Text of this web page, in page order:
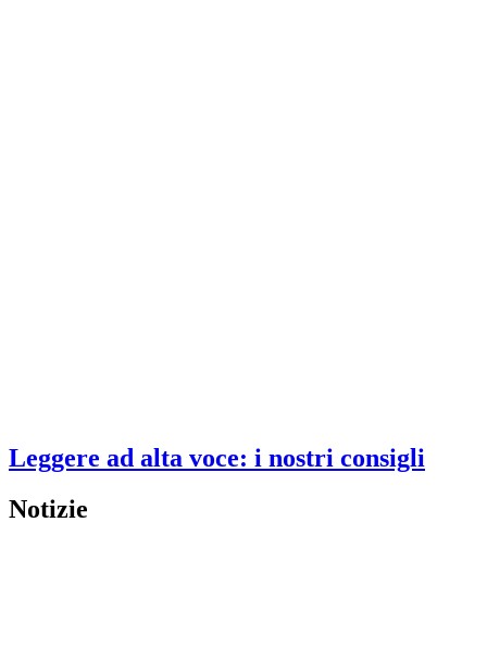
Leggere ad alta voce: i nostri consigli
Notizie